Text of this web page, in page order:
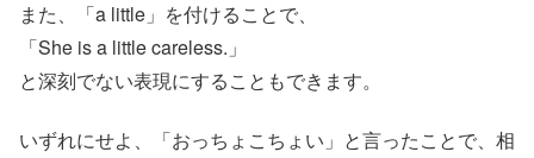
また、「a little」を付けることで、
「She is a little careless.」
と深刻でない表現にすることもできます。
いずれにせよ、「おっちょこちょい」と言ったことで、相